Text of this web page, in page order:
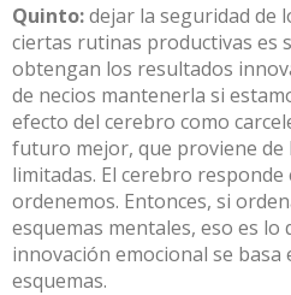
Quinto:dejar la seguridad de
ciertas rutinas productivas es
obtengan los resultados
de necios mantenerla si
efecto del cerebro como
futuro mejor, que proviene de
limitadas. El cerebro
ordenemos. Entonces, si
esquemas mentales, eso es lo
innovación emocional se basa
esquemas.